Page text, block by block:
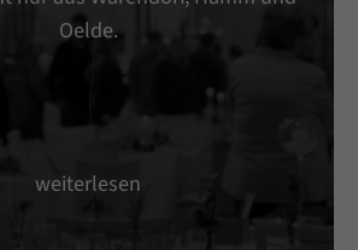
Oelde.
weiterlesen